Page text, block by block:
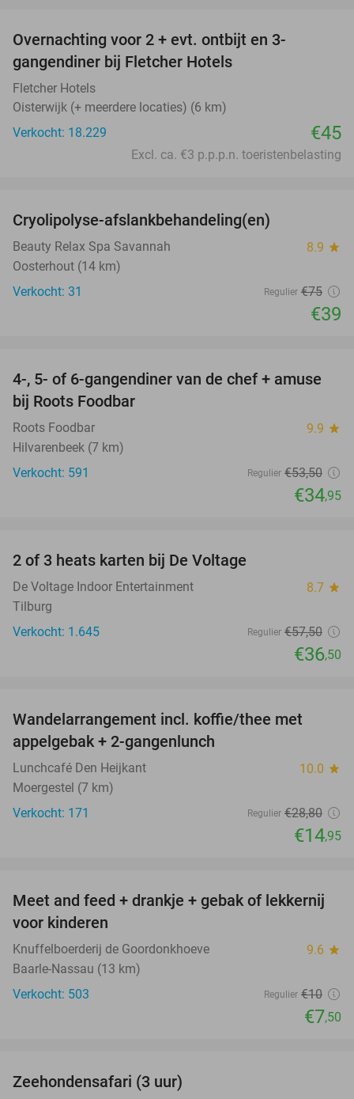
Overnachting voor 2 + evt. ontbijt en 3-
gangendiner bij Fletcher Hotels
Fletcher Hotels
Oisterwijk (+ meerdere locaties) (6 km)
Verkocht: 18.229
€45
Excl. ca. €3 p.p.p.n. toeristenbelasting
Cryolipolyse-afslankbehandeling(en)
Beauty Relax Spa Savannah 8.9 star
Oosterhout (14 km)
Verkocht: 31
Regulier €75
€39
35%
4-, 5- of 6-gangendiner van de chef + amuse
bij Roots Foodbar
Roots Foodbar 9.9 star
Hilvarenbeek (7 km)
Verkocht: 591
Regulier €53,50
€34,95
2 of 3 heats karten bij De Voltage
De Voltage Indoor Entertainment 8.7 star
Tilburg
Verkocht: 1.645
Regulier €57,50
€36,50
Wandelarrangement incl. koffie/thee met
appelgebak + 2-gangenlunch
Lunchcafé Den Heijkant 10.0 star
Moergestel (7 km)
Verkocht: 171
Regulier €28,80
€14,95
25%
Meet and feed + drankje + gebak of lekkernij
voor kinderen
Knuffelboerderij de Goordonkhoeve 9.6 star
Baarle-Nassau (13 km)
Verkocht: 503
Regulier €10
€7,50
Zeehondensafari (3 uur)